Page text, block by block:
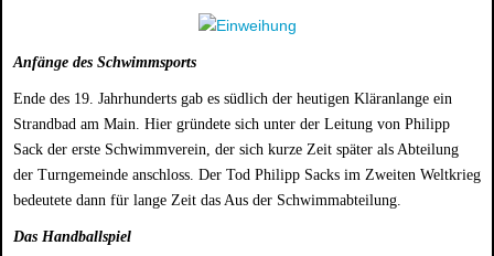
Anfänge des Schwimmsports
Ende des 19. Jahrhunderts gab es südlich der heutigen Kläranlange ein
Strandbad am Main. Hier gründete sich unter der Leitung von Philipp
Sack der erste Schwimmverein, der sich kurze Zeit später als Abteilung
der Turngemeinde anschloss. Der Tod Philipp Sacks im Zweiten Weltkrieg
bedeutete dann für lange Zeit das Aus der Schwimmabteilung.
Das Handballspiel